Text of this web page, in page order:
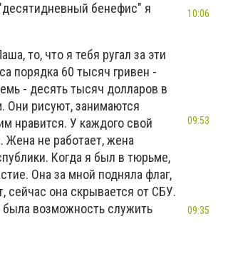
бенефис" я
то, что я тебя ругал за эти
порядка 60 тысяч гривен -
- десять тысяч долларов в
Они рисуют, занимаются
нравится. У каждого свой
Жена не работает, жена
Когда я был в тюрьме,
Она за мной подняла флаг,
сейчас она скрывается от СБУ.
была возможность служить
10:06
09:53
09:35